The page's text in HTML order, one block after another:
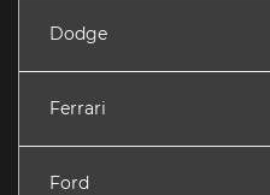
Dodge
Ferrari
Ford